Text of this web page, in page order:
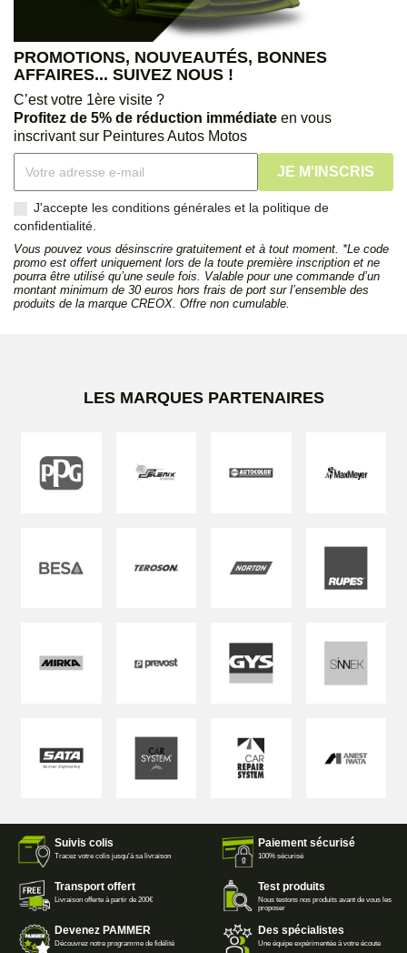
PROMOTIONS, NOUVEAUTÉS, BONNES
AFFAIRES... SUIVEZ NOUS !
C’est votre 1ère visite ?
Profitez de 5% de réduction immédiate en vous
inscrivant sur Peintures Autos Motos
J'accepte les conditions générales et la politique de
confidentialité.
Vous pouvez vous désinscrire gratuitement et à tout moment. *Le code
promo est offert uniquement lors de la toute première inscription et ne
pourra être utilisé qu’une seule fois. Valable pour une commande d’un
montant minimum de 30 euros hors frais de port sur l’ensemble des
produits de la marque CREOX. Offre non cumulable.
LES MARQUES PARTENAIRES
Suivis colis
Tracez votre colis jusqu'à sa livraison
Paiement sécurisé
100% sécurisé
Transport offert
Livraison offerte à partir de 200€
Test produits
Nous testons nos produits avant de vous les
proposer
Devenez PAMMER
Découvrez notre programme de fidélité
Des spécialistes
Une équipe expérimentée à votre écoute